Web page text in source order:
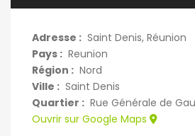
Adresse : Saint Denis, Réunion
Pays : Reunion
Région : Nord
Ville : Saint Denis
Quartier : Rue Générale de
Ouvrir sur Google Maps